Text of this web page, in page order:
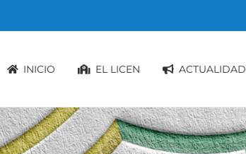
INICIO EL LICEN ACTUALIDAD